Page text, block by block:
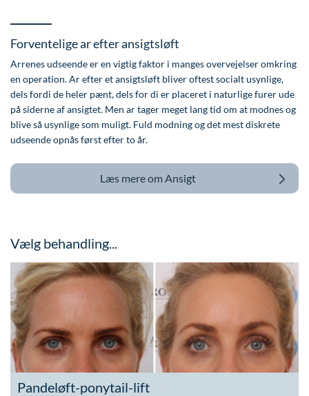
Forventelige ar efter ansigtsløft
Arrenes udseende er en vigtig faktor i manges overvejelser omkring
en operation. Ar efter et ansigtsløft bliver oftest socialt usynlige,
dels fordi de heler pænt, dels for di er placeret i naturlige furer ude
på siderne af ansigtet. Men ar tager meget lang tid om at modnes og
blive så usynlige som muligt. Fuld modning og det mest diskrete
udseende opnås først efter to år.
Læs mere om Ansigt
Vælg behandling...
Pandeløft-ponytail-lift